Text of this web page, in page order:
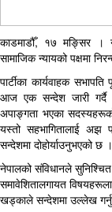
काडमाडौँ, १७ मङ्सिर ।
सामाजिक न्यायको पक्षमा
पार्टीका कार्यवाहक
आज एक सन्देश जारी गर्दै
अपाङ्गता भएका
यस्तो सहभागितालाई अझ
सन्देशमा दोहोर्याउनुभएको छ ।
नेपालको संविधानले
समावेशितालगायत
खड्काले सन्देशमा उल्लेख